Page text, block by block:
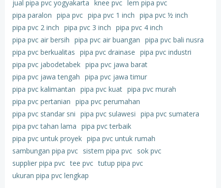
jual pipa pvc yogyakarta knee pvc lem pipa pvc
pipa paralon pipa pvc pipa pvc 1 inch pipa pvc ½ inch
pipa pvc 2 inch pipa pvc 3 inch pipa pvc 4 inch
pipa pvc air bersih pipa pvc air buangan pipa pvc bali nusra
pipa pvc berkualitas pipa pvc drainase pipa pvc industri
pipa pvc jabodetabek pipa pvc jawa barat
pipa pvc jawa tengah pipa pvc jawa timur
pipa pvc kalimantan pipa pvc kuat pipa pvc murah
pipa pvc pertanian pipa pvc perumahan
pipa pvc standar sni pipa pvc sulawesi pipa pvc sumatera
pipa pvc tahan lama pipa pvc terbaik
pipa pvc untuk proyek pipa pvc untuk rumah
sambungan pipa pvc sistem pipa pvc sok pvc
supplier pipa pvc tee pvc tutup pipa pvc
ukuran pipa pvc lengkap